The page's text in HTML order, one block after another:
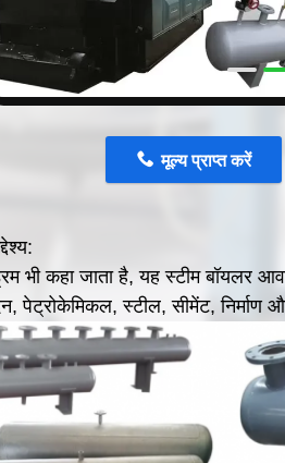
मूल्य प्राप्त करें
:
भी कहा जाता है, यह स्टीम बॉयलर
पेट्रोकेमिकल, स्टील, सीमेंट, निर्माण